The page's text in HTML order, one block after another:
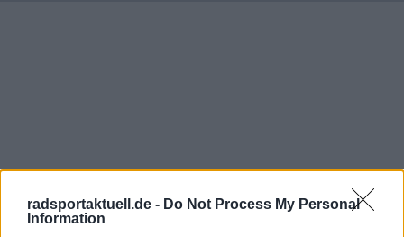
radsportaktuell.de - Do Not Process My Personal
Information